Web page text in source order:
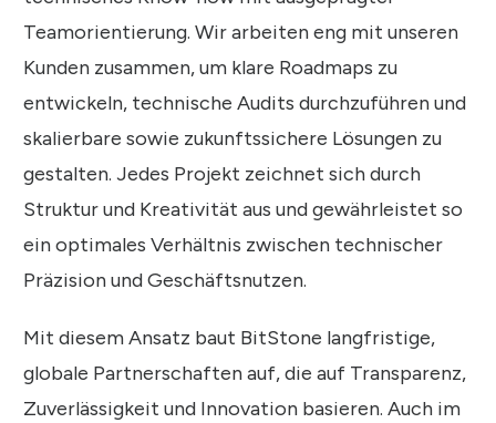
Teamorientierung. Wir arbeiten eng mit unseren
Kunden zusammen, um klare Roadmaps zu
entwickeln, technische Audits durchzuführen und
skalierbare sowie zukunftssichere Lösungen zu
gestalten. Jedes Projekt zeichnet sich durch
Struktur und Kreativität aus und gewährleistet so
ein optimales Verhältnis zwischen technischer
Präzision und Geschäftsnutzen.
Mit diesem Ansatz baut BitStone langfristige,
globale Partnerschaften auf, die auf Transparenz,
Zuverlässigkeit und Innovation basieren. Auch im